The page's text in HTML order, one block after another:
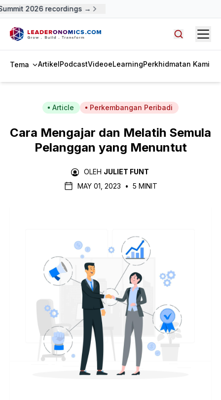
2026 recordings →
Tema ArtikelPodcastVideoeLearningPerkhidmatan Kami
Article Perkembangan Peribadi
Cara Mengajar dan Melatih Semula
Pelanggan yang Menuntut
OLEH JULIET FUNT
MAY 01, 2023
• 5 MINIT